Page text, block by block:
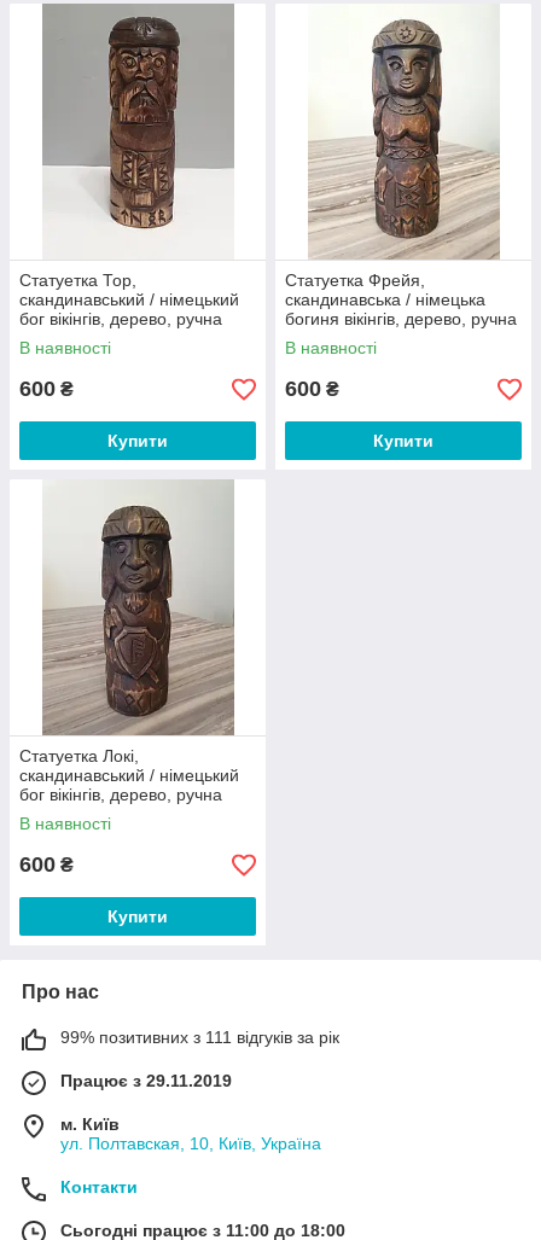
Статуетка Тор,
скандинавський / німецький
бог вікінгів, дерево, ручна
робота
В наявності
600 ₴
Купити
Статуетка Фрейя,
скандинавська / німецька
богиня вікінгів, дерево, ручна
робота
В наявності
600 ₴
Купити
Статуетка Локі,
скандинавський / німецький
бог вікінгів, дерево, ручна
робота
В наявності
600 ₴
Купити
Про нас
99% позитивних з 111 відгуків за рік
Працює з 29.11.2019
м. Київ
ул. Полтавская, 10, Київ, Україна
Контакти
Сьогодні працює з 11:00 до 18:00